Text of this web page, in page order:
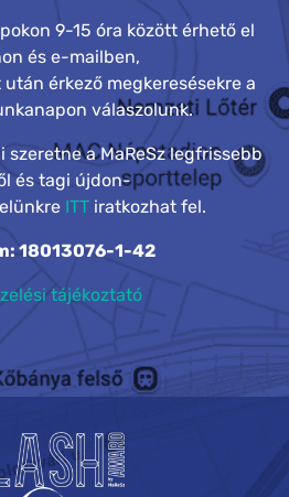
9-15 óra között érhető el
és e-mailben,
érkező megkeresésekre a
válaszolunk.
a MaReSz legfrissebb
és tagi újdon-
ITTiratkozhat fel.
18013076-1-42
tájékoztató